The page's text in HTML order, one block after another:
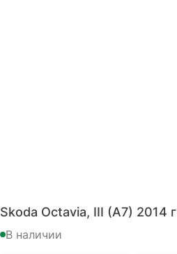
Skoda Octavia, III (A7) 2014 г
В наличии